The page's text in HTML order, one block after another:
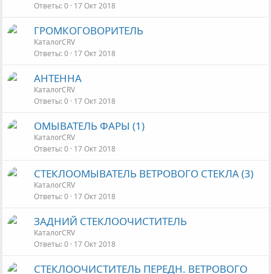
Ответы 0 17 Окт 2018
ГРОМКОГОВОРИТЕЛЬ
КаталогCRV
Ответы 0 17 Окт 2018
АНТЕННА
КаталогCRV
Ответы 0 17 Окт 2018
ОМЫВАТЕЛЬ ФАРЫ (1)
КаталогCRV
Ответы 0 17 Окт 2018
СТЕКЛООМЫВАТЕЛЬ ВЕТРОВОГО СТЕКЛА (3)
КаталогCRV
Ответы 0 17 Окт 2018
ЗАДНИЙ СТЕКЛООЧИСТИТЕЛЬ
КаталогCRV
Ответы 0 17 Окт 2018
СТЕКЛООЧИСТИТЕЛЬ ПЕРЕДН. ВЕТРОВОГО